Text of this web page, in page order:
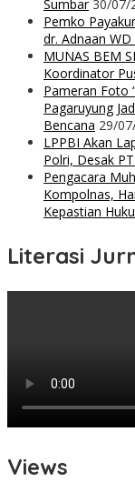
Sumbar 30/07/
Pemko
dr. Adnaan
MUNAS BEM
Koordinator
Pameran Foto
Pagaruyung
Bencana 29/
LPPBI Akan
Polri, Desak
Pengacara
Kompolnas,
Kepastian
Literasi
Views